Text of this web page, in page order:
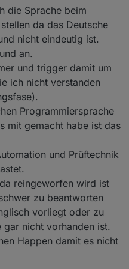
die Sprache beim
da das Deutsche
nicht eindeutig ist.
an.
und trigger damit um
ich nicht verstanden
Programmiersprache
mit gemacht habe ist das
und Prüftechnik
reingeworfen wird ist
zu beantworten
vorliegt oder zu
gar nicht vorhanden ist.
Happen damit es nicht